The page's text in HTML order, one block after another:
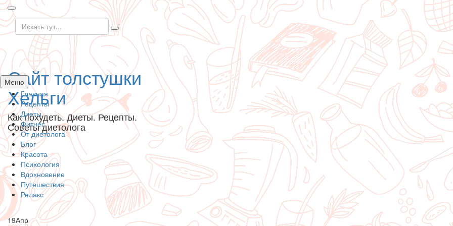
Искать:
Сайт толстушки
Хельги
Как похудеть. Диеты. Рецепты.
Советы диетолога
Меню Перейти
к
содержанию
Главная
Рецепты
Диеты
Фитнес
От диетолога
Блог
Красота
Психология
Вдохновение
Путешествия
Релакс
19Апр